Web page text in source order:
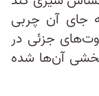
جای آن چربی
جزئی در
آن‌ها شده